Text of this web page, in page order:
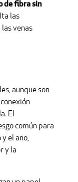
de fibra sin
las
venas
aunque son
El
común para
el ano,
y la